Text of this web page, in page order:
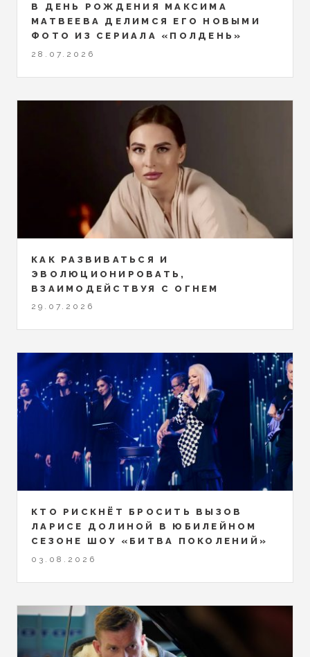
В ДЕНЬ РОЖДЕНИЯ МАКСИМА
МАТВЕЕВА ДЕЛИМСЯ ЕГО НОВЫМИ
ФОТО ИЗ СЕРИАЛА «ПОЛДЕНЬ»
28.07.2026
КАК РАЗВИВАТЬСЯ И
ЭВОЛЮЦИОНИРОВАТЬ,
ВЗАИМОДЕЙСТВУЯ С ОГНЕМ
29.07.2026
КТО РИСКНЁТ БРОСИТЬ ВЫЗОВ
ЛАРИСЕ ДОЛИНОЙ В ЮБИЛЕЙНОМ
СЕЗОНЕ ШОУ «БИТВА ПОКОЛЕНИЙ»
03.08.2026